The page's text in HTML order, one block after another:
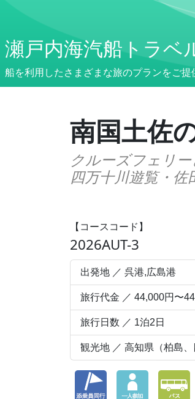
瀬戸内海汽船トラベ
船を利用したさまざまな旅のプランをご提
南国土佐
クルーズフェリ
四万十川遊覧・佐
【コースコード】
2026AUT-3
出発地 ／ 呉港,広島港
旅行代金 ／ 44,000円〜
旅行日数 ／ 1泊2日
観光地 ／ 高知県（柏島